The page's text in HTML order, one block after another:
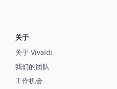
关于
关于 Vivaldi
我们的团队
工作机会